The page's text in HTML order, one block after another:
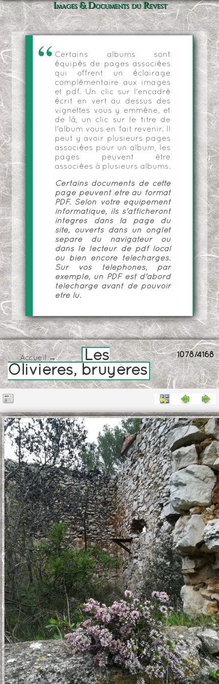
Images & Documents du Revest
Certains albums sont
équipés de pages associées
qui offrent un éclairage
complémentaire aux images
et pdf. Un clic sur l'encadré
écrit en vert au dessus des
vignettes vous y emmène, et
de là, un clic sur le titre de
l'album vous en fait revenir. Il
peut y avoir plusieurs pages
associées pour un album, les
pages peuvent être
associées à plusieurs albums.
Certains documents de cette
page peuvent être au format
PDF. Selon votre équipement
informatique, ils s'afficheront
intégrés dans la page du
site, ouverts dans un onglet
séparé du navigateur ou
dans le lecteur de pdf local
ou bien encore téléchargés.
Sur vos téléphones, par
exemple, un PDF est d'abord
téléchargé avant de pouvoir
être lu.
1078/4168
Accueil→
Les
Olivières, bruyères